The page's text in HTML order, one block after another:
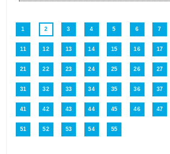
1 2 3 4 5 6 7
11 12 13 14 15 16 17
21 22 23 24 25 26 27
31 32 33 34 35 36 37
41 42 43 44 45 46 47
51 52 53 54 55